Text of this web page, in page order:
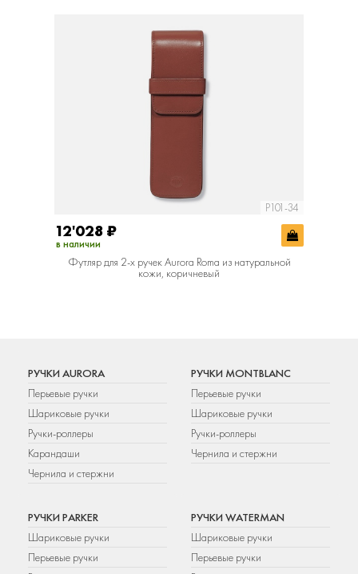
P101-34
12'028 ₽
в наличии
Футляр для 2-х ручек Aurora Roma из натуральной
кожи, коричневый
РУЧКИ AURORA
Перьевые ручки
Шариковые ручки
Ручки-роллеры
Карандаши
Чернила и стержни
РУЧКИ MONTBLANC
Перьевые ручки
Шариковые ручки
Ручки-роллеры
Чернила и стержни
РУЧКИ PARKER
Шариковые ручки
Перьевые ручки
РУЧКИ WATERMAN
Шариковые ручки
Перьевые ручки